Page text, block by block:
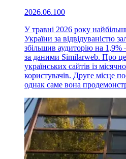
2026.06.100
У травні 2026 року
України за відвідуваністю
збільшив аудиторію на
за даними Similarweb. Про це
українських сайтів із
користувачів. Друге місце
однак саме вона